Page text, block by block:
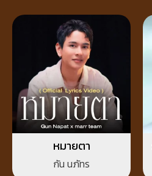
หมายตา
กัน นภัทร